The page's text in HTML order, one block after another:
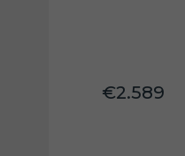
€2.589